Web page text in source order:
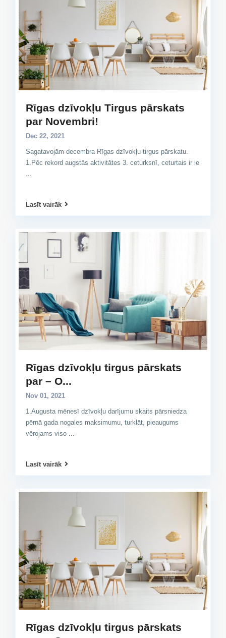
Rīgas dzīvokļu Tirgus pārskats
par Novembri!
Dec 22, 2021
Sagatavojām decembra Rīgas dzīvokļu tirgus pārskatu.
1.Pēc rekord augstās aktivitātes 3. ceturksnī, ceturtais ir ie
Lasīt vairāk
Rīgas dzīvokļu tirgus pārskats
par – O...
Nov 01, 2021
1.Augusta mēnesī dzīvokļu darījumu skaits pārsniedza
pērnā gada nogales maksimumu, turklāt, pieaugums
vērojams viso
Lasīt vairāk
Rīgas dzīvokļu tirgus pārskats